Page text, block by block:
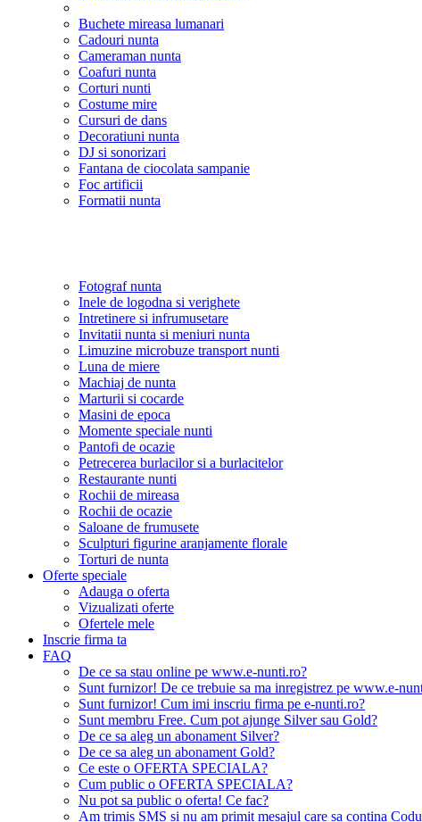
Buchete mireasa lumanari
Cadouri nunta
Cameraman nunta
Coafuri nunta
Corturi nunti
Costume mire
Cursuri de dans
Decoratiuni nunta
DJ si sonorizari
Fantana de ciocolata sampanie
Foc artificii
Formatii nunta
Fotograf nunta
Inele de logodna si verighete
Intretinere si infrumusetare
Invitatii nunta si meniuri nunta
Limuzine microbuze transport nunti
Luna de miere
Machiaj de nunta
Marturii si cocarde
Masini de epoca
Momente speciale nunti
Pantofi de ocazie
Petrecerea burlacilor si a burlacitelor
Restaurante nunti
Rochii de mireasa
Rochii de ocazie
Saloane de frumusete
Sculpturi figurine aranjamente florale
Torturi de nunta
Oferte speciale
Adauga o oferta
Vizualizati oferte
Ofertele mele
Inscrie firma ta
FAQ
De ce sa stau online pe www.e-nunti.ro?
Sunt furnizor! De ce trebuie sa ma inregistrez pe www.e-
Sunt furnizor! Cum imi inscriu firma pe e-nunti.ro?
Sunt membru Free. Cum pot ajunge Silver sau Gold?
De ce sa aleg un abonament Silver?
De ce sa aleg un abonament Gold?
Ce este o OFERTA SPECIALA?
Cum public o OFERTA SPECIALA?
Nu pot sa public o oferta! Ce fac?
Am trimis SMS si nu am primit mesajul care sa contina